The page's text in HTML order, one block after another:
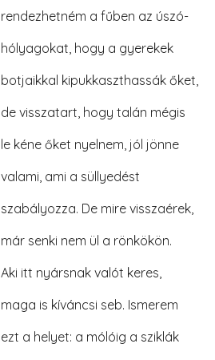
rendezhetném a fűben az úszó-
hólyagokat, hogy a gyerekek
botjaikkal kipukkaszthassák őket,
de visszatart, hogy talán mégis
le kéne őket nyelnem, jól jönne
valami, ami a süllyedést
szabályozza. De mire visszaérek,
már senki nem ül a rönkökön.
Aki itt nyársnak valót keres,
maga is kíváncsi seb. Ismerem
ezt a helyet: a mólóig a sziklák